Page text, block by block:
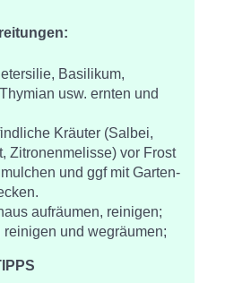
Basilikum,
usw. ernten und
Kräuter (Salbei,
Zitronenmelisse) vor Frost
und ggf mit Garten-
aufräumen, reinigen;
reinigen und wegräumen;